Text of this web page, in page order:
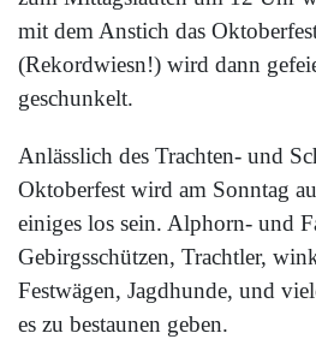
mit dem Anstich das
(Rekordwiesn!) wird dann
geschunkelt.
Anlässlich des Trachten- und
Oktoberfest wird am Sonntag
einiges los sein. Alphorn- und
Gebirgsschützen, Trachtler,
Festwägen, Jagdhunde, und
es zu bestaunen geben.